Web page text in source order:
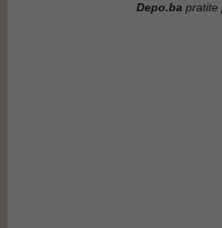
Depo.ba pratite